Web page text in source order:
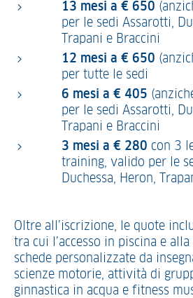
13 mesi a € 650
per le sedi Assarotti,
Trapani e Braccini
12 mesi a € 650
per tutte le sedi
6 mesi a € 405
per le sedi Assarotti,
Trapani e Braccini
3 mesi a € 280 con 3
training, valido per le
Duchessa, Heron,
Oltre all’iscrizione, le quote
tra cui l’accesso in piscina e alla
schede personalizzate da
scienze motorie, attività di
ginnastica in acqua e fitness